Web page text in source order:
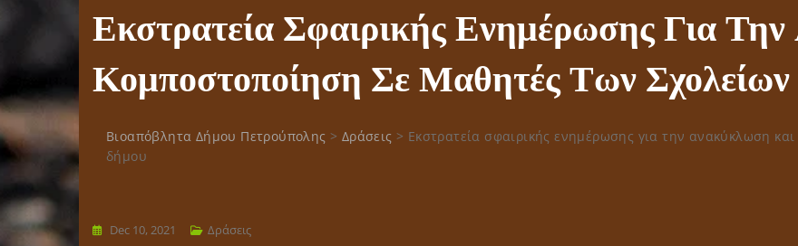
Εκστρατεία Σφαιρικής Ενημέρωσης Για
Κομποστοποίηση Σε Μαθητές Των
Βιοαπόβλητα Δήμου Πετρούπολης > Δράσεις > Εκστρατεία σφαιρικής ενημέρωσης για την ανακύκλωση
δήμου
Dec 10, 2021 Δράσεις